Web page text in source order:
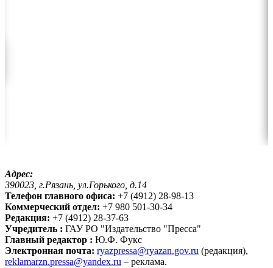
Адрес:
390023, г.Рязань, ул.Горького, д.14
Телефон главного офиса: +7 (4912) 28-98-13
Коммерческий отдел: +7 980 501-30-34
Редакция: +7 (4912) 28-37-63
Учредитель : ГАУ РО "Издательство "Пресса"
Главный редактор : Ю.Ф. Фукс
Электронная почта: ryazpressa@ryazan.gov.ru (редакция),
reklamarzn.pressa@yandex.ru – реклама.